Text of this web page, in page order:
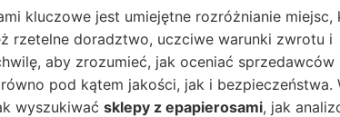
kluczowe jest umiejętne rozróżnianie miejsc,
rzetelne doradztwo, uczciwe warunki zwrotu i
aby zrozumieć, jak oceniać sprzedawców
pod kątem jakości, jak i bezpieczeństwa.
wyszukiwać sklepy z epapierosami, jak